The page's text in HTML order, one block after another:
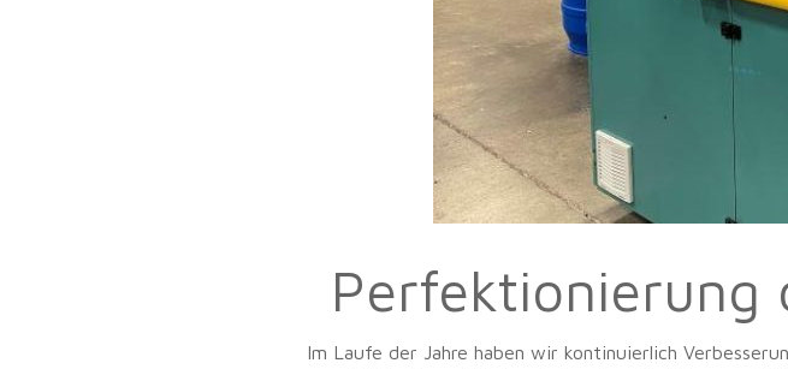
Perfektionierung
Im Laufe der Jahre haben wir kontinuierlich